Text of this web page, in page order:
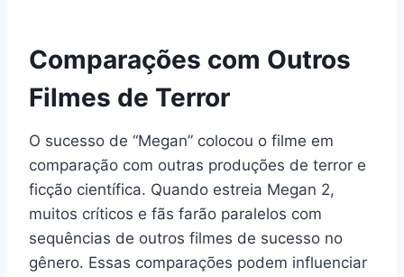
Comparações com Outros
Filmes de Terror
O sucesso de “Megan” colocou o filme em
comparação com outras produções de terror e
ficção científica. Quando estreia Megan 2,
muitos críticos e fãs farão paralelos com
sequências de outros filmes de sucesso no
gênero. Essas comparações podem influenciar